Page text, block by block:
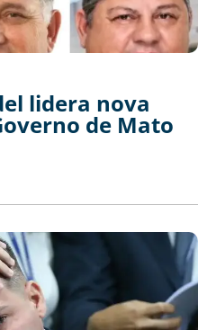
lidera nova
de Mato